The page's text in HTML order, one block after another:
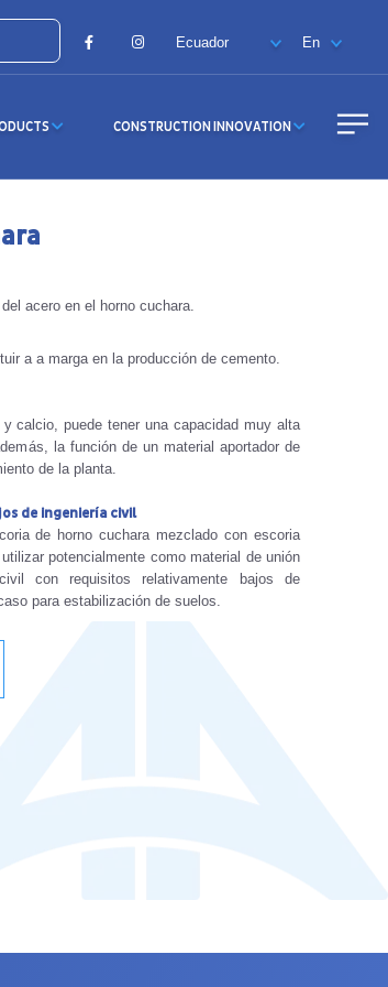
FacebookInstagram
CONSTRUCTION INNOVATION
acero en el horno cuchara.
a a marga en la producción de cemento.
calcio, puede tener una capacidad muy alta
la función de un material aportador de
de la planta.
de ingeniería civil
de horno cuchara mezclado con escoria
potencialmente como material de unión
con requisitos relativamente bajos de
para estabilización de suelos.